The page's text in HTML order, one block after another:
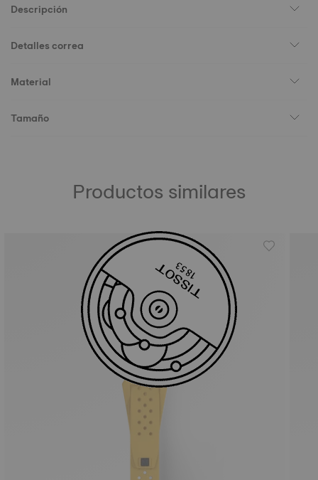
Descripción
Detalles correa
Material
Tamaño
Productos similares